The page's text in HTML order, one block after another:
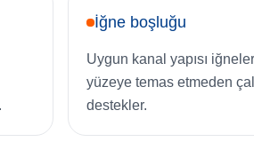
İğne boşluğu
Uygun kanal yapısı
yüzeye temas etmeden
destekler.